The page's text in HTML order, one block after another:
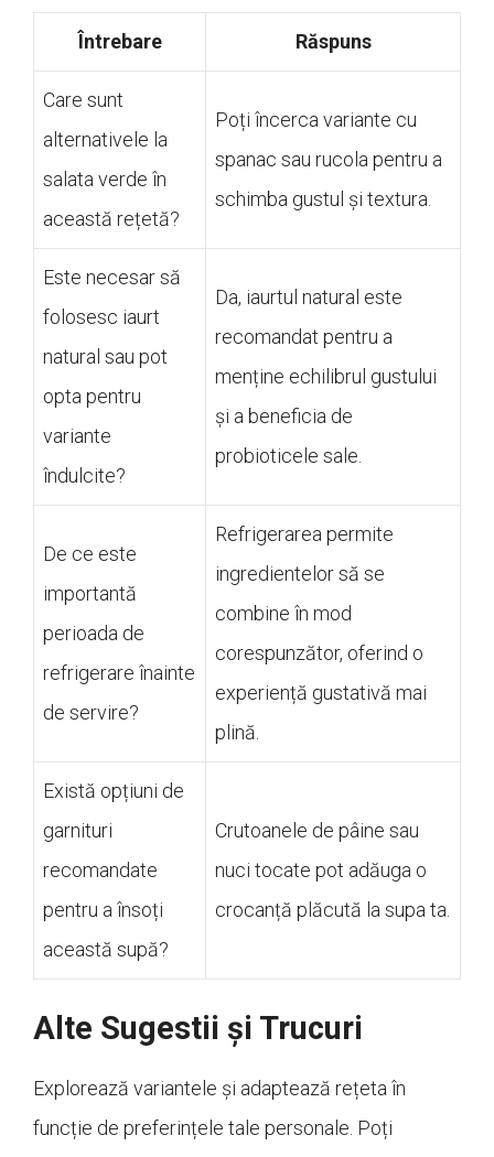
Întrebare Răspuns
Care sunt
alternativele la
salata verde în
această rețetă?
Poți încerca variante cu
spanac sau rucola pentru a
schimba gustul și textura.
Este necesar să
folosesc iaurt
natural sau pot
opta pentru
variante
îndulcite?
Da, iaurtul natural este
recomandat pentru a
menține echilibrul gustului
și a beneficia de
probioticele sale.
De ce este
importantă
perioada de
refrigerare înainte
de servire?
Refrigerarea permite
ingredientelor să se
combine în mod
corespunzător, oferind o
experiență gustativă mai
plină.
Există opțiuni de
garnituri
recomandate
pentru a însoți
această supă?
Crutoanele de pâine sau
nuci tocate pot adăuga o
crocanță plăcută la supa ta.
Alte Sugestii și Trucuri
Explorează variantele și adaptează rețeta în
funcție de preferințele tale personale. Poți